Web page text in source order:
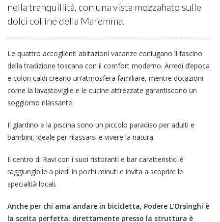
nella tranquillità, con una vista mozzafiato sulle
dolci colline della Maremma.
Le quattro accoglienti abitazioni vacanze coniugano il fascino
della tradizione toscana con il comfort moderno. Arredi d’epoca
e colori caldi creano un’atmosfera familiare, mentre dotazioni
come la lavastoviglie e le cucine attrezzate garantiscono un
soggiorno rilassante.
Il giardino e la piscina sono un piccolo paradiso per adulti e
bambini, ideale per rilassarsi e vivere la natura.
Il centro di Ravi con i suoi ristoranti e bar caratteristici è
raggiungibile a piedi in pochi minuti e invita a scoprire le
specialità locali.
Anche per chi ama andare in bicicletta, Podere L’Orsinghi è
la scelta perfetta: direttamente presso la struttura è